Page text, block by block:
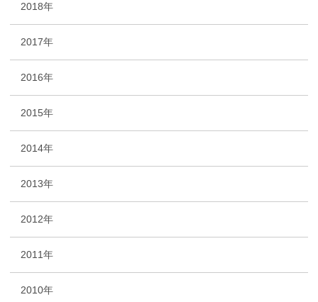
2018年
2017年
2016年
2015年
2014年
2013年
2012年
2011年
2010年